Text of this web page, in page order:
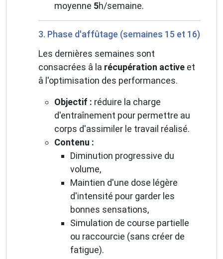
moyenne 5h/semaine.
3. Phase d'affûtage (semaines 15 et 16)
Les dernières semaines sont
consacrées â la récupération active et
â l'optimisation des performances.
Objectif : réduire la charge
d'entraînement pour permettre au
corps d'assimiler le travail réalisé.
Contenu :
Diminution progressive du
volume,
Maintien d'une dose légère
d'intensité pour garder les
bonnes sensations,
Simulation de course partielle
ou raccourcie (sans créer de
fatigue).